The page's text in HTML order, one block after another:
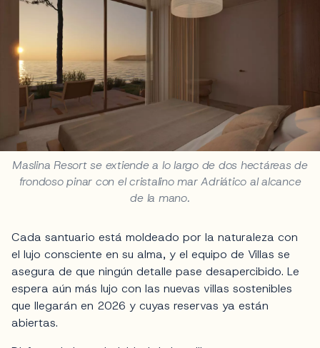
Maslina Resort se extiende a lo largo de dos hectáreas de
frondoso pinar con el cristalino mar Adriático al alcance
de la mano.
Cada santuario está moldeado por la naturaleza con
el lujo consciente en su alma, y el equipo de Villas se
asegura de que ningún detalle pase desapercibido. Le
espera aún más lujo con las nuevas villas sostenibles
que llegarán en 2026 y cuyas reservas ya están
abiertas.